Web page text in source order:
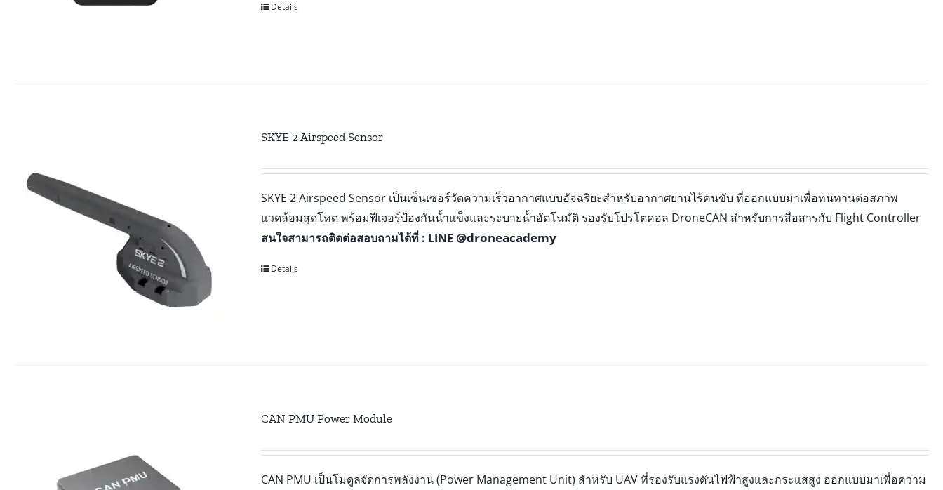
Details
SKYE 2 Airspeed Sensor
SKYE 2 Airspeed Sensor เป็นเซ็นเซอร์วัดความเร็วอากาศแบบอัจฉริยะสำหรับอากาศยานไร้คนขับ ที่ออกแบบมาเพื่อทนทานต่อสภาพ
แวดล้อมสุดโหด พร้อมฟีเจอร์ป้องกันน้ำแข็งและระบายน้ำอัตโนมัติ รองรับโปรโตคอล DroneCAN สำหรับการสื่อสารกับ Flight Controller
สนใจสามารถติดต่อสอบถามได้ที่ : LINE@droneacademy
Details
CAN PMU Power Module
CAN PMU เป็นโมดูลจัดการพลังงาน (Power Management Unit) สำหรับ UAV ที่รองรับแรงดันไฟฟ้าสูงและกระแสสูง ออกแบบมาเพื่อความ